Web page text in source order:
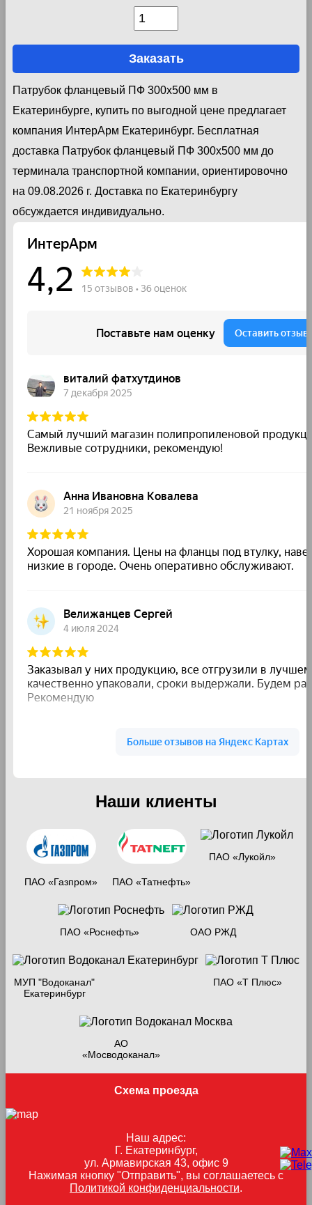
Заказать
Патрубок фланцевый ПФ 300х500 мм в
Екатеринбурге, купить по выгодной цене предлагает
компания ИнтерАрм Екатеринбург. Бесплатная
доставка Патрубок фланцевый ПФ 300х500 мм до
терминала транспортной компании, ориентировочно
на 09.08.2026 г. Доставка по Екатеринбургу
обсуждается индивидуально.
Наши клиенты
ПАО «Газпром» ПАО «Татнефть»
ПАО «Лукойл»
ПАО «Роснефть» ОАО РЖД
МУП "Водоканал"
Екатеринбург
ПАО «Т Плюс»
АО
«Мосводоканал»
Схема проезда
Наш адрес:
Г. Екатеринбург,
ул. Армавирская 43, офис 9
Нажимая кнопку "Отправить", вы соглашаетесь с
Политикой конфиденциальности.